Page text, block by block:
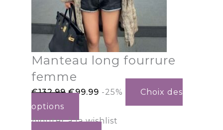
Manteau long fourrure
femme
€132.99 €99.99 -25%
Choix des
options
Ajouter à la wishlist